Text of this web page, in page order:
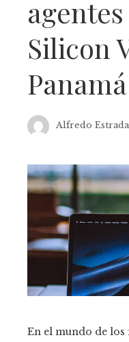
Silicon
Panamá
Alfredo Estrada
En el mundo de